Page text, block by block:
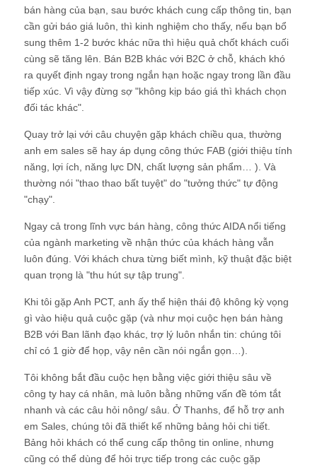
bán hàng của bạn, sau bước khách cung cấp thông tin, bạn
cần gửi báo giá luôn, thì kinh nghiệm cho thấy, nếu bạn bổ
sung thêm 1-2 bước khác nữa thì hiệu quả chốt khách cuối
cùng sẽ tăng lên. Bán B2B khác với B2C ở chỗ, khách khó
ra quyết định ngay trong ngắn hạn hoặc ngay trong lần đầu
tiếp xúc. Vì vậy đừng sợ "không kịp báo giá thì khách chọn
đối tác khác".
Quay trở lại với câu chuyện gặp khách chiều qua, thường
anh em sales sẽ hay áp dụng công thức FAB (giới thiệu tính
năng, lợi ích, năng lực DN, chất lượng sản phẩm… ). Và
thường nói "thao thao bất tuyệt" do "tưởng thức" tự động
"chạy".
Ngay cả trong lĩnh vực bán hàng, công thức AIDA nổi tiếng
của ngành marketing về nhận thức của khách hàng vẫn
luôn đúng. Với khách chưa từng biết mình, kỹ thuật đặc biệt
quan trọng là "thu hút sự tập trung".
Khi tôi gặp Anh PCT, anh ấy thể hiện thái độ không kỳ vọng
gì vào hiệu quả cuộc gặp (và như mọi cuộc hẹn bán hàng
B2B với Ban lãnh đạo khác, trợ lý luôn nhắn tin: chúng tôi
chỉ có 1 giờ để họp, vậy nên cần nói ngắn gọn…).
Tôi không bắt đầu cuộc hẹn bằng việc giới thiệu sâu về
công ty hay cá nhân, mà luôn bằng những vấn đề tóm tắt
nhanh và các câu hỏi nông/ sâu. Ở Thanhs, để hỗ trợ anh
em Sales, chúng tôi đã thiết kế những bảng hỏi chi tiết.
Bảng hỏi khách có thể cung cấp thông tin online, nhưng
cũng có thể dùng để hỏi trực tiếp trong các cuộc gặp